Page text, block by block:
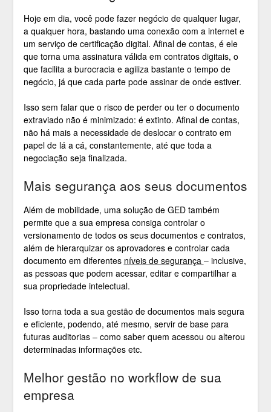
Hoje em dia, você pode fazer negócio de qualquer lugar,
a qualquer hora, bastando uma conexão com a internet e
um serviço de certificação digital. Afinal de contas, é ele
que torna uma assinatura válida em contratos digitais, o
que facilita a burocracia e agiliza bastante o tempo de
negócio, já que cada parte pode assinar de onde estiver.
Isso sem falar que o risco de perder ou ter o documento
extraviado não é minimizado: é extinto. Afinal de contas,
não há mais a necessidade de deslocar o contrato em
papel de lá a cá, constantemente, até que toda a
negociação seja finalizada.
Mais segurança aos seus documentos
Além de mobilidade, uma solução de GED também
permite que a sua empresa consiga controlar o
versionamento de todos os seus documentos e contratos,
além de hierarquizar os aprovadores e controlar cada
documento em diferentes níveis de segurança – inclusive,
as pessoas que podem acessar, editar e compartilhar a
sua propriedade intelectual.
Isso torna toda a sua gestão de documentos mais segura
e eficiente, podendo, até mesmo, servir de base para
futuras auditorias – como saber quem acessou ou alterou
determinadas informações etc.
Melhor gestão no workflow de sua
empresa